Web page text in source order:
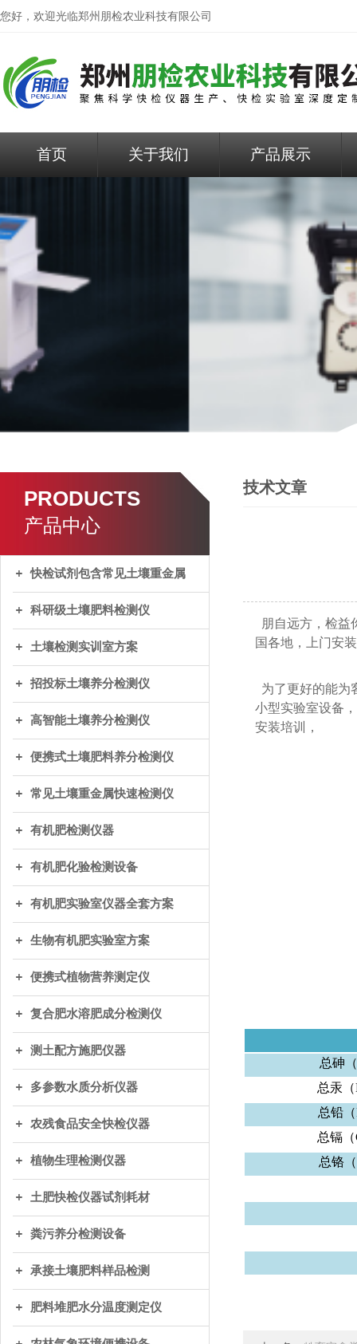
您好，欢迎光临郑州朋检农业科技有限公司
首页 关于我们 产品展示
PRODUCTS
产品中心
快检试剂包含常见土壤重金属
科研级土壤肥料检测仪
土壤检测实训室方案
招投标土壤养分检测仪
高智能土壤养分检测仪
便携式土壤肥料养分检测仪
常见土壤重金属快速检测仪
有机肥检测仪器
有机肥化验检测设备
有机肥实验室仪器全套方案
生物有机肥实验室方案
便携式植物营养测定仪
复合肥水溶肥成分检测仪
测土配方施肥仪器
多参数水质分析仪器
农残食品安全快检仪器
植物生理检测仪器
土肥快检仪器试剂耗材
粪污养分检测设备
承接土壤肥料样品检测
肥料堆肥水分温度测定仪
技术文章
朋自远方，检益
国各地，上门安
为了更好的能为
小型实验室设备
安装培训，
总砷
总汞
总铅
总镉
总铬